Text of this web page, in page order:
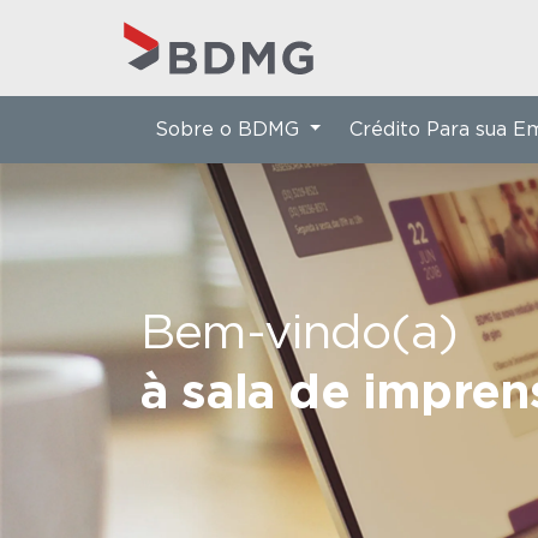
Bem-vindo(a)
à sala de
Sobre o BDMG Crédito Para sua